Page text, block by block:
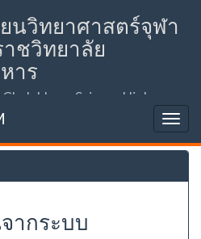
ยนวิทยาศาสตร์จุฬา
ชวิทยาลัย
าร
Science High
(PCSHSM)
ากระบบ